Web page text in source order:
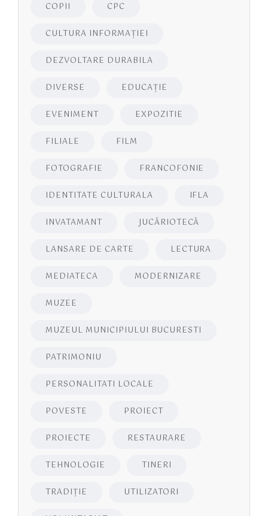
COPII CPC
CULTURA INFORMAŢIEI
DEZVOLTARE DURABILA
DIVERSE EDUCAŢIE
EVENIMENT EXPOZITIE
FILIALE FILM
FOTOGRAFIE FRANCOFONIE
IDENTITATE CULTURALA IFLA
INVATAMANT JUCĂRIOTECĂ
LANSARE DE CARTE LECTURA
MEDIATECA MODERNIZARE
MUZEE
MUZEUL MUNICIPIULUI BUCURESTI
PATRIMONIU
PERSONALITATI LOCALE
POVESTE PROIECT
PROIECTE RESTAURARE
TEHNOLOGIE TINERI
TRADIȚIE UTILIZATORI